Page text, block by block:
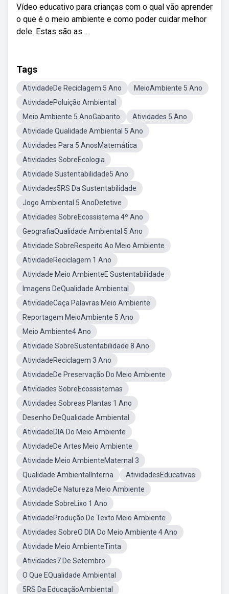
Vídeo educativo para crianças com o qual vão aprender
o que é o meio ambiente e como poder cuidar melhor
dele. Estas são as ...
Tags
AtividadeDe Reciclagem 5 Ano
MeioAmbiente 5 Ano
AtividadePoluição Ambiental
Meio Ambiente 5 AnoGabarito
Atividades 5 Ano
Atividade Qualidade Ambiental 5 Ano
Atividades Para 5 AnosMatemática
Atividades SobreEcologia
Atividade Sustentabilidade5 Ano
Atividades5RS Da Sustentabilidade
Jogo Ambiental 5 AnoDetetive
Atividades SobreEcossistema 4º Ano
GeografiaQualidade Ambiental 5 Ano
Atividade SobreRespeito Ao Meio Ambiente
AtividadeReciclagem 1 Ano
Atividade Meio AmbienteE Sustentabilidade
Imagens DeQualidade Ambiental
AtividadeCaça Palavras Meio Ambiente
Reportagem MeioAmbiente 5 Ano
Meio Ambiente4 Ano
Atividade SobreSustentabilidade 8 Ano
AtividadeReciclagem 3 Ano
AtividadeDe Preservação Do Meio Ambiente
Atividades SobreEcossistemas
Atividades Sobreas Plantas 1 Ano
Desenho DeQualidade Ambiental
AtividadeDIA Do Meio Ambiente
AtividadeDe Artes Meio Ambiente
Atividade Meio AmbienteMaternal 3
Qualidade AmbientalInterna
AtividadesEducativas
AtividadeDe Natureza Meio Ambiente
Atividade SobreLixo 1 Ano
AtividadeProdução De Texto Meio Ambiente
Atividades SobreO DIA Do Meio Ambiente 4 Ano
Atividade Meio AmbienteTinta
Atividades7 De Setembro
O Que EQualidade Ambiental
5RS Da EducaçãoAmbiental